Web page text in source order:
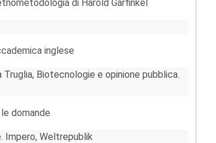
di Harold Garfinkel
inglese
Truglia, Biotecnologie e opinione pubblica.
domande
Impero, Weltrepublik